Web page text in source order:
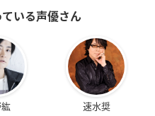
いる声優さん
速水奨